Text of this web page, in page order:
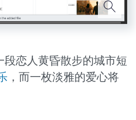
恋人黄昏散步的城市短
，而一枚淡雅的爱心将